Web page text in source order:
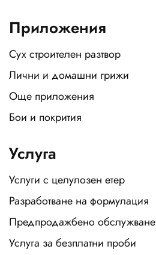
Приложения
Сух строителен разтвор
Лични и домашни грижи
Още приложения
Бои и покрития
Услуга
Услуги с целулозен етер
Разработване на формулация
Предпродажбено обслужване
Услуга за безплатни проби